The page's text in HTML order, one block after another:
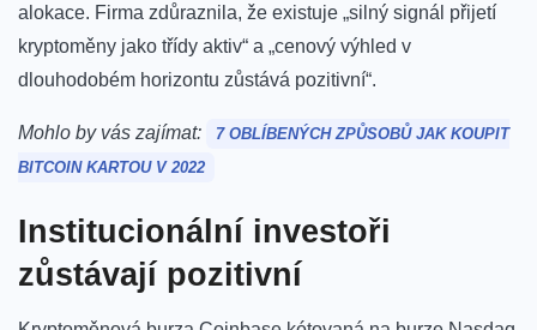
alokace. Firma zdůraznila, že existuje „silný signál přijetí
kryptoměny jako třídy aktiv“ a „cenový výhled v
dlouhodobém horizontu zůstává pozitivní“.
Mohlo by vás zajímat:
7 OBLÍBENÝCH ZPŮSOBŮ JAK KOUPIT
BITCOIN KARTOU V 2022
Institucionální investoři
zůstávají pozitivní